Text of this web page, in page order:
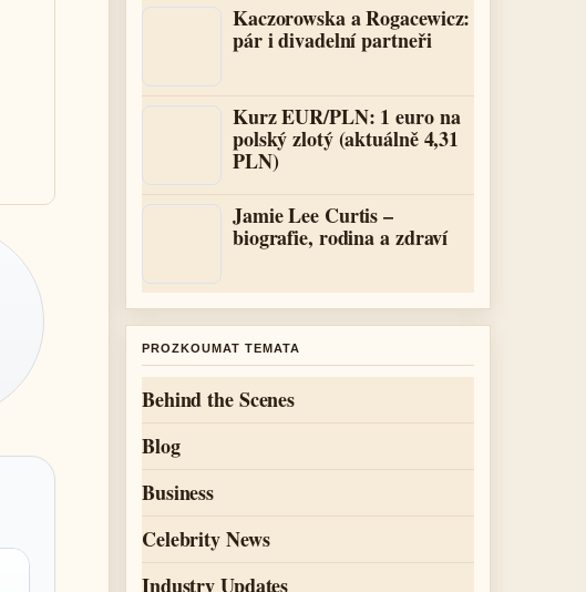
Kaczorowska a Rogacewicz:
pár i divadelní partneři
Kurz EUR/PLN: 1 euro na
polský zlotý (aktuálně 4,31
PLN)
Jamie Lee Curtis –
biografie, rodina a zdraví
PROZKOUMAT TEMATA
Behind the Scenes
Blog
Business
Celebrity News
Industry Updates